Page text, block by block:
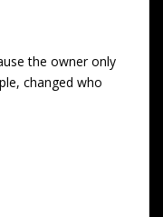
the owner only
changed who